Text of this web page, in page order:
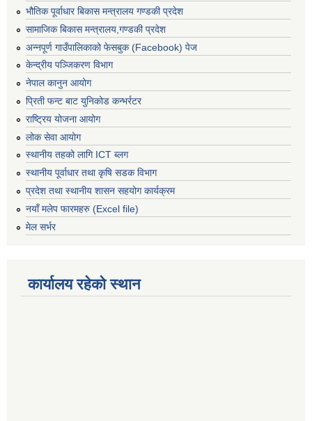
भौतिक पूर्वाधार बिकास मन्त्रालय गण्डकी प्रदेश
सामाजिक बिकास मन्त्रालय,गण्डकी प्रदेश
अन्नपूर्ण गाउँपालिकाको फेसबुक (Facebook) पेज
केन्द्रीय पञ्जिकरण विभाग
नेपाल कानुन आयोग
प्रिती फन्ट बाट युनिकोड कन्भर्रटर
राष्ट्रिय योजना आयोग
लोक सेवा आयोग
स्थानीय तहको लागि ICT ब्लग
स्थानीय पूर्वाधार तथा कृषि सडक विभाग
प्रदेश तथा स्थानीय शासन सहयोग कार्यक्रम
नयाँ मलेप फारमहरु (Excel file)
मेल सर्भर
कार्यालय रहेको स्थान